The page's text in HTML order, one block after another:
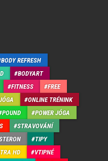
BODY REFRESH
BODYART
FITNESS
FREE
ONLINE TRÉNINK
POUND
POWER JÓGA
STRAVOVÁNÍ
TIPY
HD
VTIPNÉ